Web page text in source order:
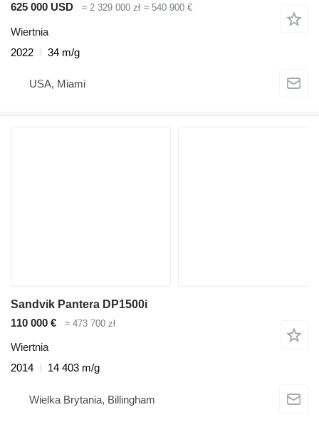
625 000 USD
≈ 2 329 000 zł ≈ 540 900 €
Wiertnia
2022
34 m/g
USA, Miami
Sandvik Pantera DP1500i
110 000 €
≈ 473 700 zł
Wiertnia
2014
14 403 m/g
Wielka Brytania, Billingham